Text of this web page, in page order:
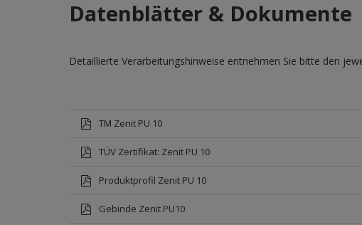
Datenblätter & Dokumente
Detaillierte Verarbeitungshinweise entnehmen Sie bitte den
TM Zenit PU 10
TÜV Zertifikat: Zenit PU 10
Produktprofil Zenit PU 10
Gebinde Zenit PU10